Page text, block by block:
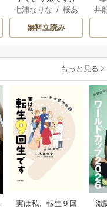
悪役令息を助けた
ら気に入られまし
た
七浦なりな /桜あ
げは
/ くろでこ
無料立読み
井
もっと見る
実は私、転生９回
激